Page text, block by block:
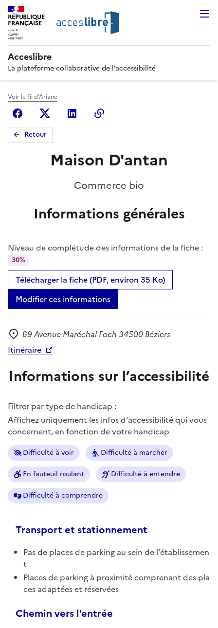
RÉPUBLIQUE
FRANÇAISE
Acceslibre
La plateforme collaborative de l’accessibilité
Voir le fil d'Ariane
FacebookX (anciennement Twitter)
Linkedin
Retour
Maison D'antan
Commerce bio
Informations générales
Niveau de complétude des informations de la fiche :
30%
Télécharger la fiche (PDF, environ 35 Ko)
Modifier ces informations
Adresse
69 Avenue Maréchal Foch 34500 Béziers
Itinéraire
Informations sur l’accessibilité
Filtrer par type de handicap :
Affichez uniquement les infos d'accessibilité qui vous
concernent, en fonction de votre handicap
Difficulté à voir Difficulté à marcher
En fauteuil roulant Difficulté à entendre
Difficulté à comprendre
Transport et stationnement
Pas de places de parking au sein de l'établissemen
t
Places de parking à proximité comprenant des pla
ces adaptées et réservées
Chemin vers l'entrée